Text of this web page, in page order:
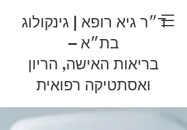
ד״ר גיא רופא | גינקולוג
בת״א –
בריאות האישה, הריון
ואסתטיקה רפואית